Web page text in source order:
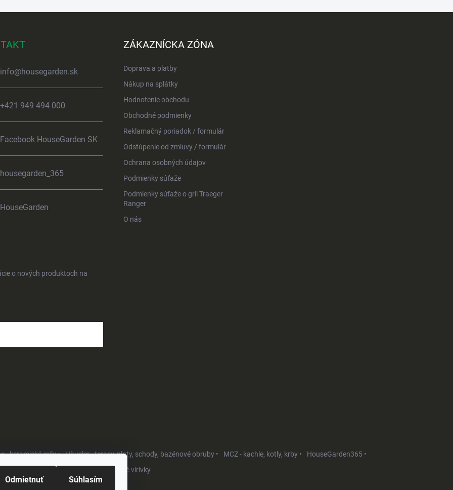
Odmietnuť Súhlasím
info@housegarden.sk
+421 949 494 000
Facebook HouseGarden SK
housegarden_365
HouseGarden
ZÁKAZNÍCKA ZÓNA
Doprava a platby
Nákup na splátky
Hodnotenie obchodu
Obchodné podmienky
Reklamačný poriadok / formulár
Odstúpenie od zmluvy / formulár
Ochrana osobných údajov
Podmienky súťaže
Podmienky súťaže o gril Traeger
Ranger
O nás
o nových produktoch na
- keramické grily • Häusler - terasy, ploty, schody, bazénové obruby • MCZ - kachle, kotly, krby •
HouseGarden365 •
Softub - luxusné vírivky